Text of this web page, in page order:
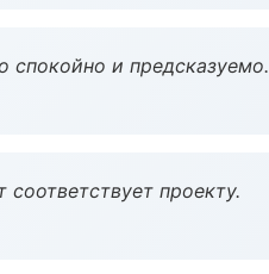
спокойно и предсказуемо.
соответствует проекту.